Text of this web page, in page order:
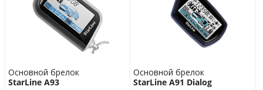
Основной брелок
StarLine A93
Основной брелок
StarLine A91 Dialog